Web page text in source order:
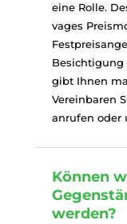
eine Rolle.
vages
Besichtigung
gibt Ihnen
Vereinbaren
anrufen oder
Können
werden?